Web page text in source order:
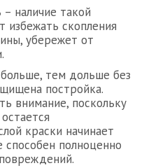
– наличие такой
избежать скопления
убережет от
тем дольше без
постройка.
внимание, поскольку
краски начинает
способен полноценно